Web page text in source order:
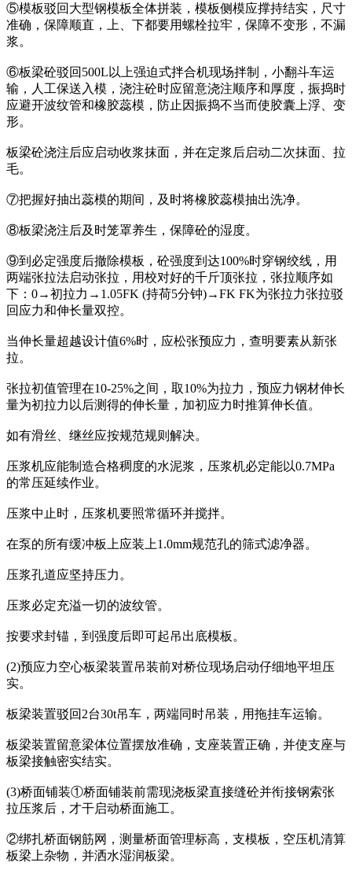
⑤模板驳回大型钢模板全体拼装，模板侧模应撑持结实，尺寸
准确，保障顺直，上、下都要用螺栓拉牢，保障不变形，不漏
浆。
⑥板梁砼驳回500L以上强迫式拌合机现场拌制，小翻斗车运
输，人工保送入模，浇注砼时应留意浇注顺序和厚度，振捣时
应避开波纹管和橡胶蕊模，防止因振捣不当而使胶囊上浮、变
形。
板梁砼浇注后应启动收浆抹面，并在定浆后启动二次抹面、拉
毛。
⑦把握好抽出蕊模的期间，及时将橡胶蕊模抽出洗净。
⑧板梁浇注后及时笼罩养生，保障砼的湿度。
⑨到必定强度后撤除模板，砼强度到达100%时穿钢绞线，用
两端张拉法启动张拉，用校对好的千斤顶张拉，张拉顺序如
下：0→初拉力→1.05FK (持荷5分钟)→FK FK为张拉力张拉驳
回应力和伸长量双控。
当伸长量超越设计值6%时，应松张预应力，查明要素从新张
拉。
张拉初值管理在10-25%之间，取10%为拉力，预应力钢材伸长
量为初拉力以后测得的伸长量，加初应力时推算伸长值。
如有滑丝、继丝应按规范规则解决。
压浆机应能制造合格稠度的水泥浆，压浆机必定能以0.7MPa
的常压延续作业。
压浆中止时，压浆机要照常循环并搅拌。
在泵的所有缓冲板上应装上1.0mm规范孔的筛式滤净器。
压浆孔道应坚持压力。
压浆必定充溢一切的波纹管。
按要求封锚，到强度后即可起吊出底模板。
(2)预应力空心板梁装置吊装前对桥位现场启动仔细地平坦压
实。
板梁装置驳回2台30t吊车，两端同时吊装，用拖挂车运输。
板梁装置留意梁体位置摆放准确，支座装置正确，并使支座与
板梁接触密实结实。
(3)桥面铺装①桥面铺装前需现浇板梁直接缝砼并衔接钢索张
拉压浆后，才干启动桥面施工。
②绑扎桥面钢筋网，测量桥面管理标高，支模板，空压机清算
板梁上杂物，并洒水湿润板梁。